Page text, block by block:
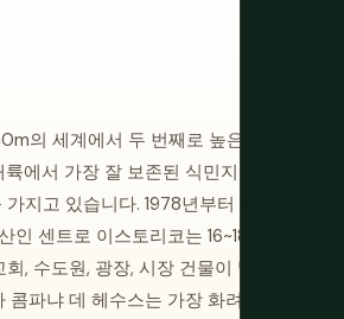
의 세계에서 두 번째로 높은 수도
에서 가장 잘 보존된 식민지 역사
지고 있습니다. 1978년부터 유네
인 센트로 이스토리코는 16~18세기
, 수도원, 광장, 시장 건물이 밀집
콤파냐 데 헤수스는 가장 화려하게